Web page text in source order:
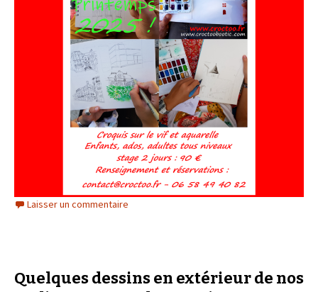
Laisser un commentaire
Quelques dessins en extérieur de nos